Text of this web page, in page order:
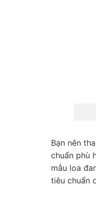
Bạn nên
chuẩn phù
mẫu loa
tiêu chuẩn